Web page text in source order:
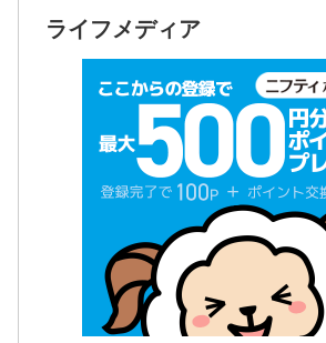
ライフメディア